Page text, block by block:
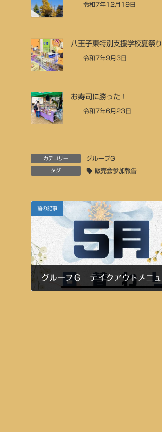
令和7年12月19日
八王子東特別支援学校夏祭り
令和7年9月3日
お寿司に勝った！
令和7年6月23日
カテゴリー グループG
タグ 販売会参加報告
前の記事